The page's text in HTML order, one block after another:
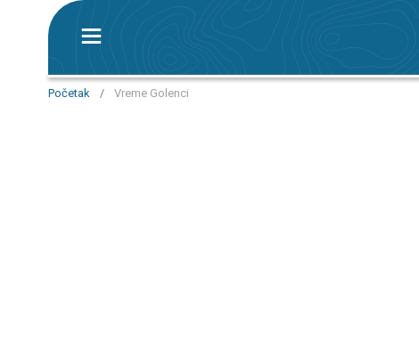
Početak / Vreme Golenci